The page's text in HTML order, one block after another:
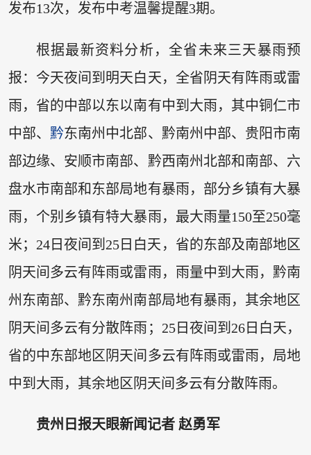
发布13次，发布中考温馨提醒3期。
根据最新资料分析，全省未来三天暴雨预
报：今天夜间到明天白天，全省阴天有阵雨或雷
雨，省的中部以东以南有中到大雨，其中铜仁市
中部、 黔东南州中北部、黔南州中部、贵阳市南
部边缘、安顺市南部、黔西南州北部和南部、六
盘水市南部和东部局地有暴雨，部分乡镇有大暴
雨，个别乡镇有特大暴雨，最大雨量150至250毫
米；24日夜间到25日白天，省的东部及南部地区
阴天间多云有阵雨或雷雨，雨量中到大雨，黔南
州东南部、黔东南州南部局地有暴雨，其余地区
阴天间多云有分散阵雨；25日夜间到26日白天，
省的中东部地区阴天间多云有阵雨或雷雨，局地
中到大雨，其余地区阴天间多云有分散阵雨。
贵州日报天眼新闻记者 赵勇军